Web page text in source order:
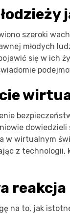
szeroki
młodych
się w ich
wirtualnym
z
reakcja
na to, jak